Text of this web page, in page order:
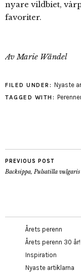
nyare vildbiet,
favoriter.
Av Marie Wändel
FILED UNDER: Nyaste
TAGGED WITH:
PREVIOUS POST
Backsippa, Pulsatilla vulgaris
Årets perenn
Årets perenn 30 år!
Inspiration
Nyaste artiklarna